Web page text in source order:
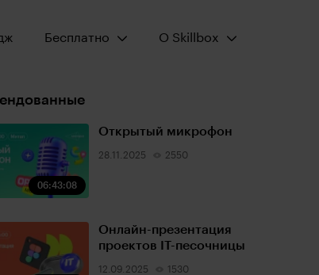
Открыть меню:
Бесплатно Открыть меню:
О Skillbox
06:43:08
Открытый микрофон
28.11.2025 2550
Онлайн-презентация
проектов IT-песочницы
12.09.2025 1530